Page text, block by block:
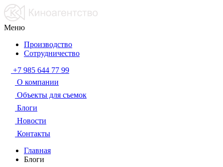
Меню
Производство
Сотрудничество
+7 985 644 77 99
О компании
Объекты для съемок
Блоги
Новости
Контакты
Главная
Блоги